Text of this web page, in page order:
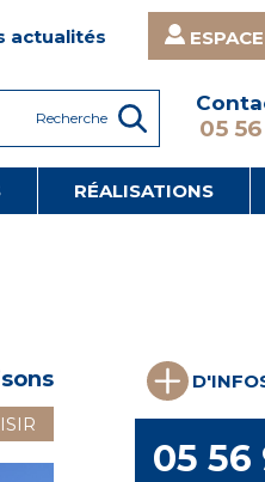
05
actualités
RÉALISATIONS
05 56